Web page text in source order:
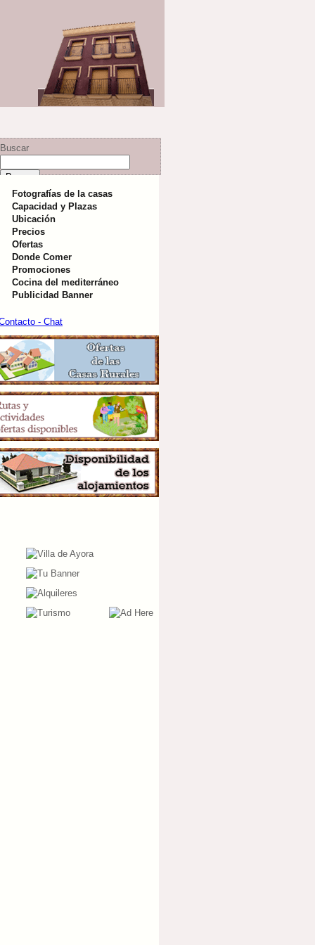
Buscar
Fotografías de la casas
Capacidad y Plazas
Ubicación
Precios
Ofertas
Donde Comer
Promociones
Cocina del mediterráneo
Publicidad Banner